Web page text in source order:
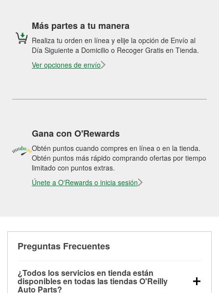
Más partes a tu manera
Realiza tu orden en línea y elije la opción de Envío al
Día Siguiente a Domicilio o Recoger Gratis en Tienda.
Ver opciones de envío
Gana con O'Rewards
Obtén puntos cuando compres en línea o en la tienda.
Obtén puntos más rápido comprando ofertas por tiempo
limitado con puntos extras.
Únete a O'Rewards o inicia sesión
Preguntas Frecuentes
¿Todos los servicios en tienda están
disponibles en todas las tiendas O'Reilly
Auto Parts?